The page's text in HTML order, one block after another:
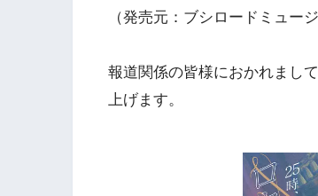
（発売元：ブシロードミュー
報道関係の皆様におかれまし
上げます。